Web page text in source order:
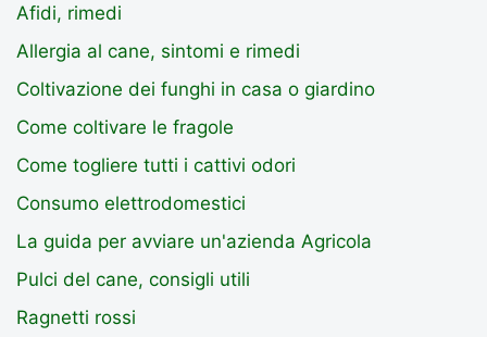
Afidi, rimedi
Allergia al cane, sintomi e rimedi
Coltivazione dei funghi in casa o giardino
Come coltivare le fragole
Come togliere tutti i cattivi odori
Consumo elettrodomestici
La guida per avviare un'azienda Agricola
Pulci del cane, consigli utili
Ragnetti rossi